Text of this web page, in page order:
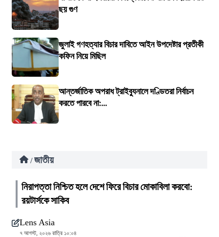
ছয় গুণ
জুলাই গণহত্যার বিচার দাবিতে আইন উপদেষ্টার প্রতীকী
কফিন নিয়ে মিছিল
আন্তর্জাতিক অপরাধ ট্রাইব্যুনালে দণ্ডিতরা নির্বাচন
করতে পারবে না:...
/ জাতীয়
নিরাপত্তা নিশ্চিত হলে দেশে ফিরে বিচার মোকাবিলা করবো:
রয়টার্সকে সাকিব
Lens Asia
৭ আগস্ট, ২০২৬ রাত্রি ১০:০৪